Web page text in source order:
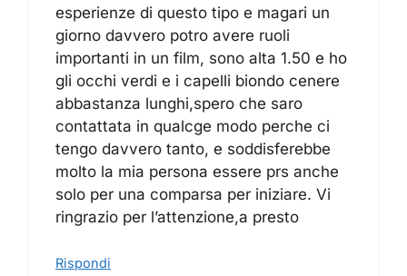
esperienze di questo tipo e magari un
giorno davvero potro avere ruoli
importanti in un film, sono alta 1.50 e ho
gli occhi verdi e i capelli biondo cenere
abbastanza lunghi,spero che saro
contattata in qualcge modo perche ci
tengo davvero tanto, e soddisferebbe
molto la mia persona essere prs anche
solo per una comparsa per iniziare. Vi
ringrazio per l’attenzione,a presto
Rispondi